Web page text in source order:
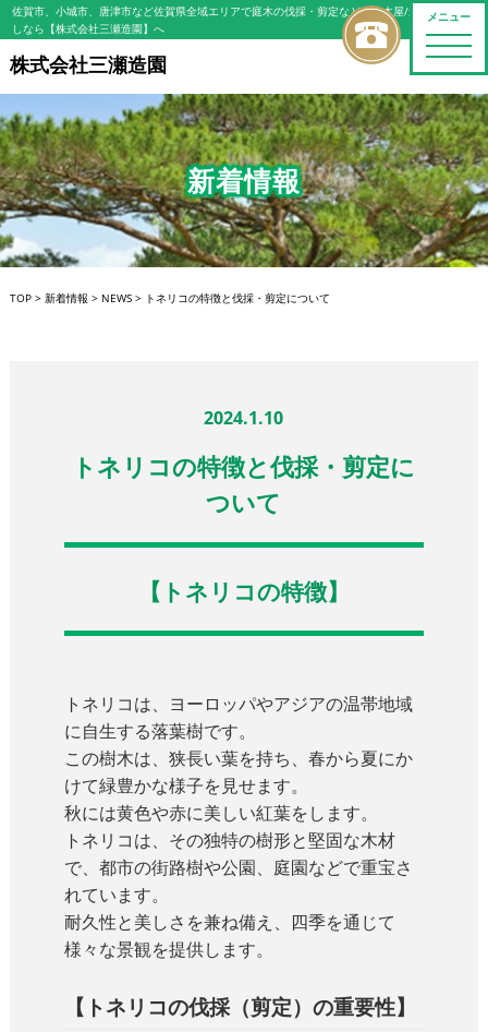
メニュー
toggle
佐賀市、小城市、唐津市など佐賀県全域エリアで庭木の伐採・剪定などの植木屋/造園屋をお探
しなら【株式会社三瀬造園】へ
株式会社三瀬造園
新着情報
TOP> 新着情報 > NEWS> トネリコの特徴と伐採・剪定について
2024.1.10
トネリコの特徴と伐採・剪定に
ついて
【トネリコの特徴】
トネリコは、ヨーロッパやアジアの温帯地域
に自生する落葉樹です。
この樹木は、狭長い葉を持ち、春から夏にか
けて緑豊かな様子を見せます。
秋には黄色や赤に美しい紅葉をします。
トネリコは、その独特の樹形と堅固な木材
で、都市の街路樹や公園、庭園などで重宝さ
れています。
耐久性と美しさを兼ね備え、四季を通じて
様々な景観を提供します。
【トネリコの伐採（剪定）の重要性】